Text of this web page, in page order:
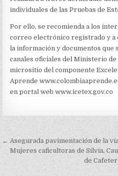
individuales de las Pruebas de
Por ello, se recomienda a los
correo electrónico registrado y a
la información y documentos que
canales oficiales del Ministerio de
micrositio del componente
Aprende
en portal web www.icetex.gov.co
Navegación
de
← Asegurada pavimentación de la
Mujeres caficultoras de Silvia,
de